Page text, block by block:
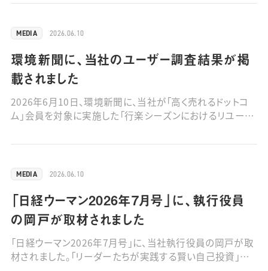
2026.06.10
MEDIA
環境新聞に、当社のユーザー調査結果が掲
載されました
2026年6月10日、環境新聞に、当社が「高く売れるドットコ
ム」会員を対象に実施した「行楽シーズンにおけるリユース
の詳細はこちら■環境新聞電子版についてはこちら（閲覧
2026.06.10
MEDIA
「日経ウーマン2026年7月号」に、執行役員
の岡戸が取材されました
「日経ウーマン2026年7月号」に、当社執行役員の岡戸が取
材されました。「リーダーたちが実践する賢い自己投資」を